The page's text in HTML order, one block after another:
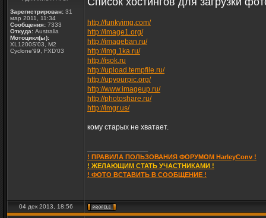
Зарегистрирован: 31
мар 2011, 11:34
Сообщения: 7333
Откуда: Australia
Мотоцикл(ы):
XL1200S'03, M2
Cyclone'99, FXD'03
http://funkyimg.com/
http://image1.org/
http://imageban.ru/
http://img.1ka.ru/
http://isok.ru
http://upload.tempfile.ru/
http://upyourpic.org/
http://www.imageup.ru/
http://photoshare.ru/
http://imgr.us/
кому старых не хватает.
! ПРАВИЛА ПОЛЬЗОВАНИЯ ФОРУМОМ HarleyConv !
! ЖЕЛАЮЩИМ СТАТЬ УЧАСТНИКАМИ !
! ФОТО ВСТАВИТЬ В СООБЩЕНИЕ !
04 дек 2013, 18:56